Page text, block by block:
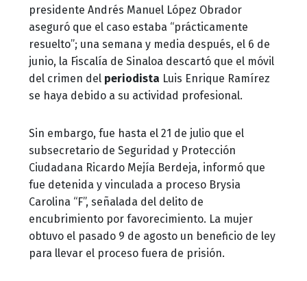
presidente Andrés Manuel López Obrador
aseguró que el caso estaba “prácticamente
resuelto”; una semana y media después, el 6 de
junio, la Fiscalía de Sinaloa descartó que el móvil
del crimen del periodista Luis Enrique Ramírez
se haya debido a su actividad profesional.
Sin embargo, fue hasta el 21 de julio que el
subsecretario de Seguridad y Protección
Ciudadana Ricardo Mejía Berdeja, informó que
fue detenida y vinculada a proceso Brysia
Carolina “F”, señalada del delito de
encubrimiento por favorecimiento. La mujer
obtuvo el pasado 9 de agosto un beneficio de ley
para llevar el proceso fuera de prisión.